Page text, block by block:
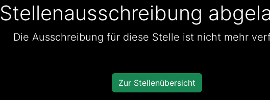
Stellenausschreibung
Die Ausschreibung für diese Stelle ist nicht mehr
Zur Stellenübersicht